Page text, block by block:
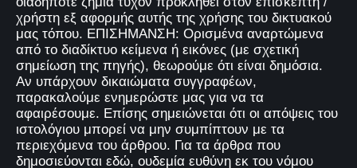
χρήστη εξ αφορμής αυτής της χρήσης του δικτυακού
μας τόπου. ΕΠΙΣΗΜΑΝΣΗ: Ορισμένα αναρτώμενα
από το διαδίκτυο κείμενα ή εικόνες (με σχετική
σημείωση της πηγής), θεωρούμε ότι είναι δημόσια.
Αν υπάρχουν δικαιώματα συγγραφέων,
παρακαλούμε ενημερώστε μας για να τα
αφαιρέσουμε. Επίσης σημειώνεται ότι οι απόψεις του
ιστολόγιου μπορεί να μην συμπίπτουν με τα
περιεχόμενα του άρθρου. Για τα άρθρα που
δημοσιεύονται εδώ, ουδεμία ευθύνη εκ του νόμου